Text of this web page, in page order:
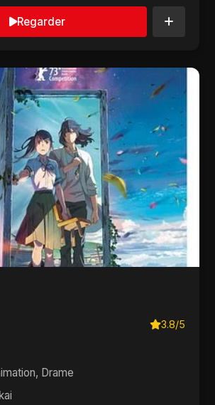
Regarder
3.8/5
Drame